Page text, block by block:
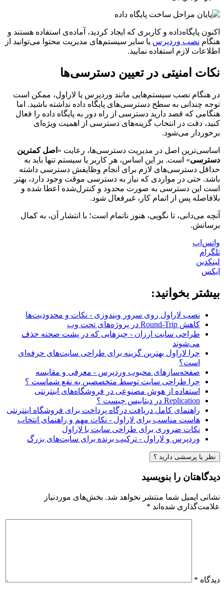
اکنون پایگاه‌داده و کاربری که ایجاد کردید، آماده‌ی استفاده هستند و
هنگام نصب وردپرس یا سایر سیستم‌های مدیریت محتوا می‌توانید از
اطلاعات لازم استفاده نمایید.
نکات امنیتی در تعیین دسترسی‌ها
در هنگام نصب سیستم‌هایی مانند وردپرس یا لاراول، ممکن است
توجه چندانی به سطح دسترسی‌های پایگاه داده نداشته باشید. اما
هنگامی که قصد دارید دسترسی از راه دور به پایگاه داده را فعال
کنید، دقت در انتخاب گزینه‌های دسترسی از اهمیت ویژه‌ای
برخوردار می‌شود.
اساسی‌ترین اصل در مدیریت دسترسی‌ها، رعایت « اصل کمترین
دسترسی» است. بر این اساس، هر کاربر یا سیستم تنها باید به
حداقل دسترسی‌های لازم برای انجام وظایفش دسترسی داشته
باشد. حتی در مواردی که نیاز به دسترسی موقت وجود دارد، بهتر
است این دسترسی به صورت محدود و کنترل‌شده اعطا شده و
بلافاصله پس از اتمام کار، غیرفعال شود.
آنچه می‌دانی، تا نگویی، هنوز ناتمام است؛ با انتشار آن، به کمال
برسانش.
واتس‌اپ
تلگرام
لینکدین
ایکس
بیشتر بخوانید:
نصب لاراول روی سرور ویندوزی - نکات و محدودیت‌ها
کاهش Round-Trip در پروژه‌های تحت وب
طراحی سایت ارزان - چیزهایی که در پشت صحنه حذف
می‌شوند
چرا لاراول بهترین گزینه برای طراحی سایت‌های حرفه‌ای
است؟
صفحه‌سازهای محبوب وردپرس - معرفی و مقایسه
چرا طراحی سایت توسط متخصصین به نفع شماست ؟
استفاده از هوش مصنوعی در فروشگاه‌های اینترنتی
Replication در دیتابیس چیست ؟
راهنمای کامل دریافت درگاه پرداخت برای فروشگاه اینترنتی
هاست مناسب برای لاراول - نکات مهم و راهنمای انتخاب
نکات ضروری برای طراحی سایت با لاراول
وردپرس و لاراول - ترکیب برنده برای سایت‌های بزرگ
نظر یا پرسشی دارید ؟
دیدگاهتان را بنویسید
نشانی ایمیل شما منتشر نخواهد شد. بخش‌های موردنیاز
علامت‌گذاری شده‌اند *
دیدگاه *